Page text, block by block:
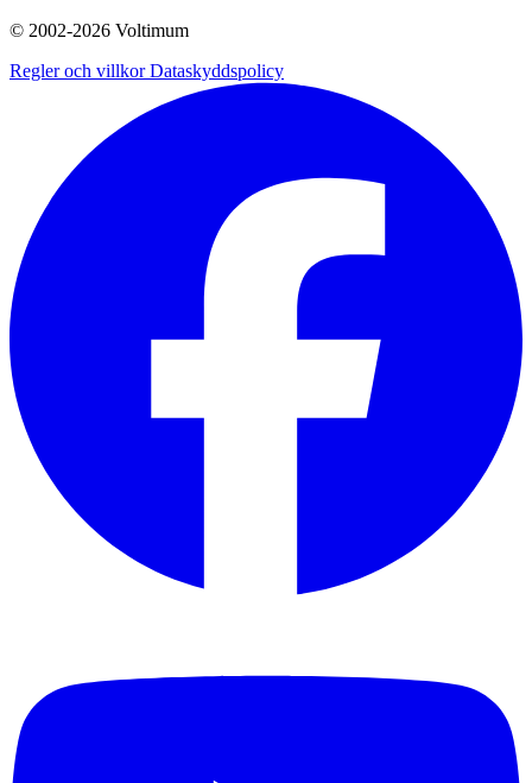
© 2002-2026 Voltimum
Regler och villkorDataskyddspolicy